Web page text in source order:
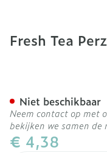
Fresh Tea
€ 4,38
Niet beschikbaar
Neem contact op met
bekijken we samen de